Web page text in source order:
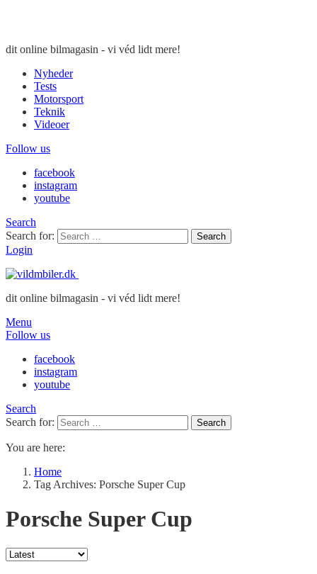
dit online bilmagasin - vi véd lidt mere!
Nyheder
Tests
Motorsport
Teknik
Videoer
Follow us
facebook
instagram
youtube
Search
Search for:
Search
Login
dit online bilmagasin - vi véd lidt mere!
Menu
Follow us
facebook
instagram
youtube
Search
Search for:
Search
You are here:
Home
Tag Archives: Porsche Super Cup
Porsche Super Cup